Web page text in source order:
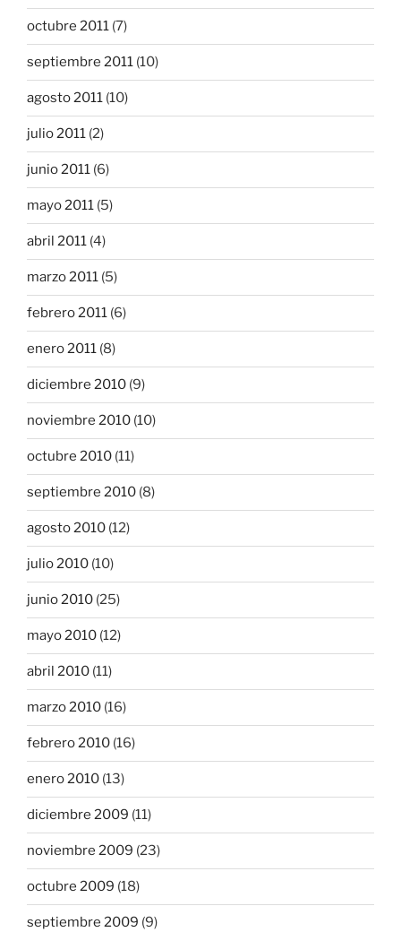
octubre 2011 (7)
septiembre 2011 (10)
agosto 2011 (10)
julio 2011 (2)
junio 2011 (6)
mayo 2011 (5)
abril 2011 (4)
marzo 2011 (5)
febrero 2011 (6)
enero 2011 (8)
diciembre 2010 (9)
noviembre 2010 (10)
octubre 2010 (11)
septiembre 2010 (8)
agosto 2010 (12)
julio 2010 (10)
junio 2010 (25)
mayo 2010 (12)
abril 2010 (11)
marzo 2010 (16)
febrero 2010 (16)
enero 2010 (13)
diciembre 2009 (11)
noviembre 2009 (23)
octubre 2009 (18)
septiembre 2009 (9)